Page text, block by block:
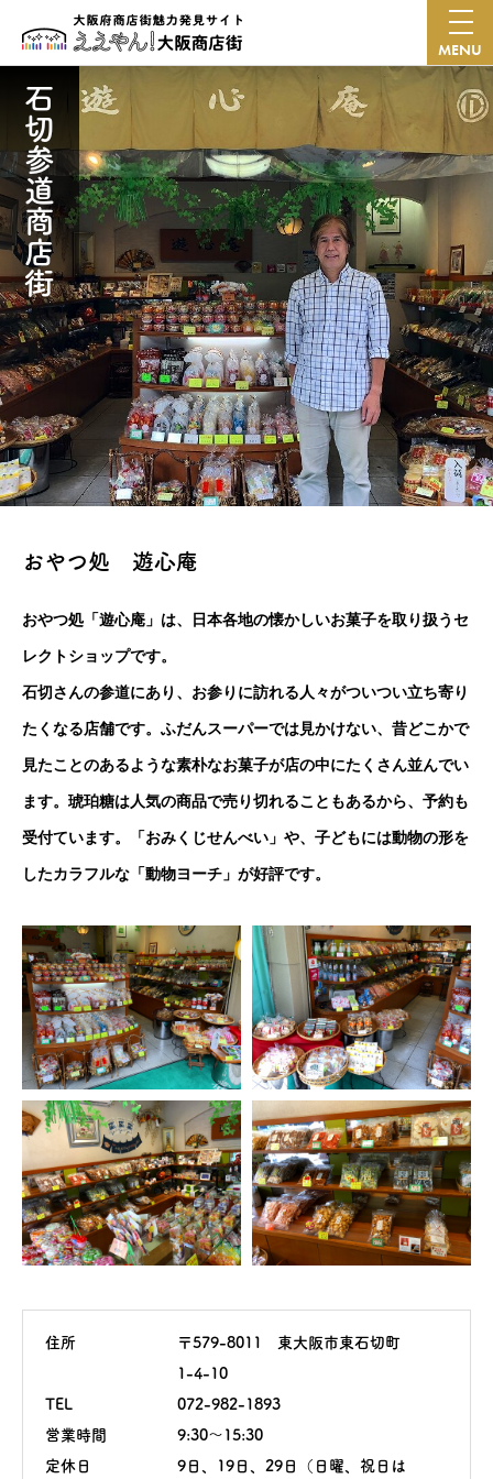
MENU
石切参道商店街
おやつ処 遊心庵
おやつ処「遊心庵」は、日本各地の懐かしいお菓子を取り扱うセ
レクトショップです。
石切さんの参道にあり、お参りに訪れる人々がついつい立ち寄り
たくなる店舗です。ふだんスーパーでは見かけない、昔どこかで
見たことのあるような素朴なお菓子が店の中にたくさん並んでい
ます。琥珀糖は人気の商品で売り切れることもあるから、予約も
受付ています。「おみくじせんべい」や、子どもには動物の形を
したカラフルな「動物ヨーチ」が好評です。
住所
〒579-8011 東大阪市東石切町
1-4-10
TEL
072-982-1893
営業時間
9:30〜15:30
定休日
9日、19日、29日（日曜、祝日は